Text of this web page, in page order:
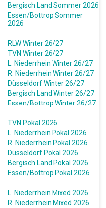
Bergisch Land Sommer 2026
Essen/Bottrop Sommer
2026
RLW Winter 26/27
TVN Winter 26/27
L. Niederrhein Winter 26/27
R. Niederrhein Winter 26/27
Düsseldorf Winter 26/27
Bergisch Land Winter 26/27
Essen/Bottrop Winter 26/27
TVN Pokal 2026
L. Niederrhein Pokal 2026
R. Niederrhein Pokal 2026
Düsseldorf Pokal 2026
Bergisch Land Pokal 2026
Essen/Bottrop Pokal 2026
L. Niederrhein Mixed 2026
R. Niederrhein Mixed 2026